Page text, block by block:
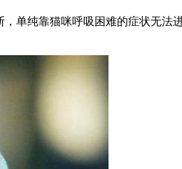
单纯靠猫咪呼吸困难的症状无